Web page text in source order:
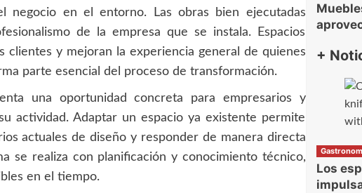
negocio en el entorno. Las obras bien ejecutadas
de la empresa que se instala. Espacios
clientes y mejoran la experiencia general de quienes
parte esencial del proceso de transformación.
una oportunidad concreta para empresarios y
actividad. Adaptar un espacio ya existente permite
actuales de diseño y responder de manera directa
se realiza con planificación y conocimiento técnico,
en el tiempo.
+
Los